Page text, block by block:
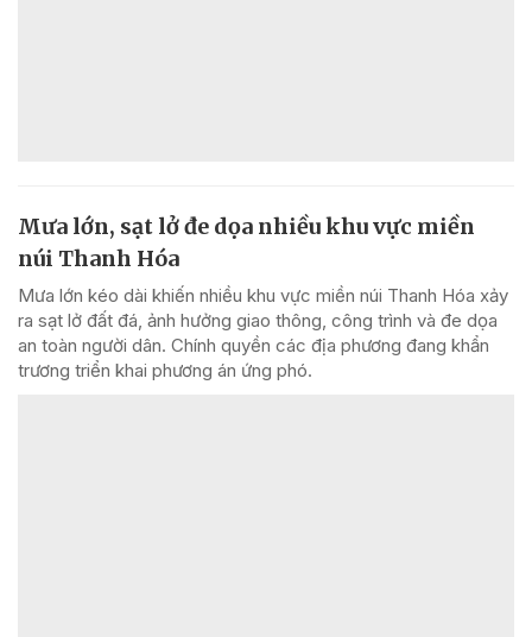
Mưa lớn, sạt lở đe dọa nhiều khu vực miền
núi Thanh Hóa
Mưa lớn kéo dài khiến nhiều khu vực miền núi Thanh Hóa xảy
ra sạt lở đất đá, ảnh hưởng giao thông, công trình và đe dọa
an toàn người dân. Chính quyền các địa phương đang khẩn
trương triển khai phương án ứng phó.